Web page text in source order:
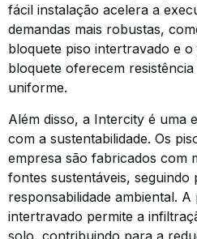
fácil instalação acelera a
demandas mais robustas,
bloquete piso intertravado e
bloquete oferecem
uniforme.
Além disso, a Intercity é uma
com a sustentabilidade. Os
empresa são fabricados com
fontes sustentáveis, seguindo
responsabilidade ambiental.
intertravado permite a
solo, contribuindo para a